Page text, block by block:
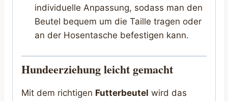
individuelle Anpassung, sodass man den
Beutel bequem um die Taille tragen oder
an der Hosentasche befestigen kann.
Hundeerziehung leicht gemacht
Mit dem richtigen Futterbeutel wird das